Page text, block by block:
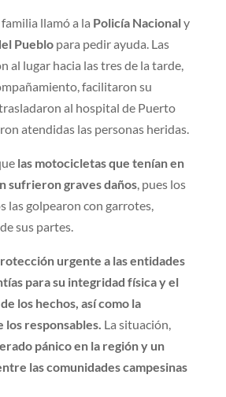
llamó a la Policía Nacionaly
Pueblopara pedir ayuda. Las
al lugar hacia las tres de la tarde,
facilitaron su
al hospital de Puerto
atendidas las personas heridas.
las motocicletas que tenían en
sufrieron graves daños, pues los
las golpearon con garrotes,
sus partes.
urgente a las entidades
para su integridad física y el
los hechos, así como la
los responsables. La situación,
pánico en la región y un
las comunidades campesinas